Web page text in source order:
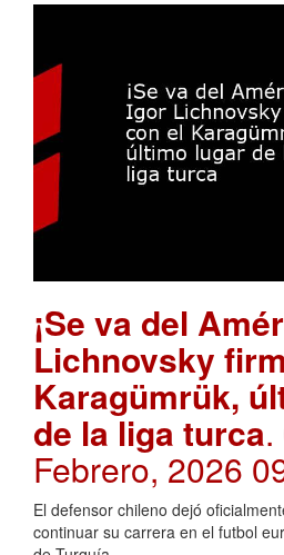
¡Se va del
Lichnovsky
Karagümrük,
de la liga turca
Febrero, 2026
El defensor chileno dejó
continuar su carrera en el futbol